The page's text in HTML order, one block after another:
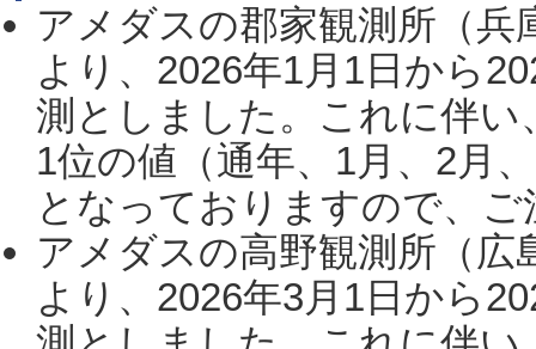
アメダスの郡家観測所（
より、2026年1月1日から
測としました。これに伴い
1位の値（通年、1月、2月
となっておりますので、
アメダスの高野観測所（
より、2026年3月1日から